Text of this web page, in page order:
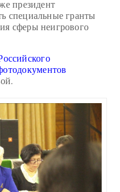
президент
специальные гранты
сферы неигрового